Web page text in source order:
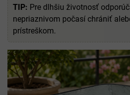
TIP: Pre dlhšiu životnosť
nepriaznivom počasí chrániť
prístreškom.